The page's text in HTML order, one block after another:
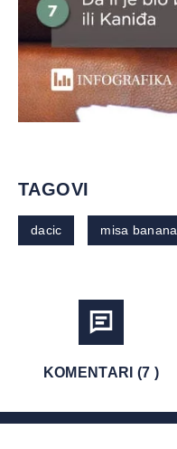
TAGOVI
dacic misa banana
KOMENTARI (7 )